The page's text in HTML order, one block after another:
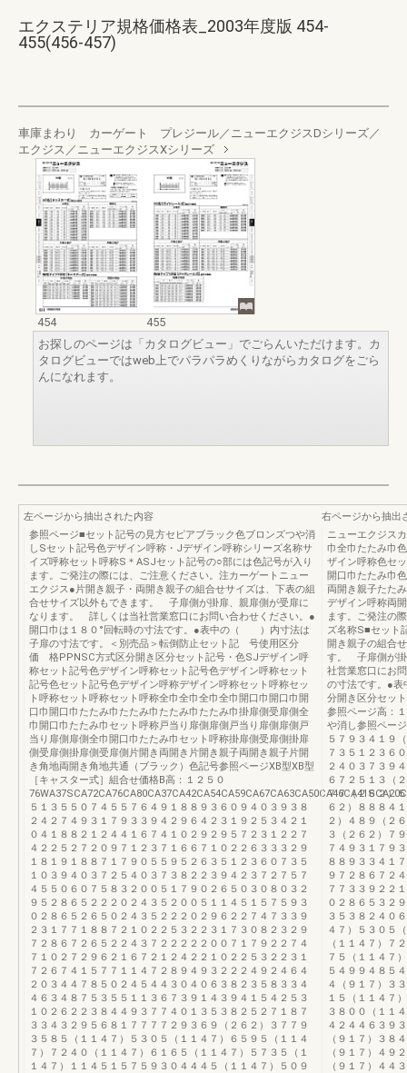
エクステリア規格価格表_2003年度版 454-
455(456-457)
車庫まわり カーゲート プレジール／ニューエクジスDシリーズ／
エクジス／ニューエクジスXシリーズ
454
455
お探しのページは「カタログビュー」でごらんいただけます。カ
タログビューではweb上でパラパラめくりながらカタログをごら
んになれます。
左ページから抽出された内容
参照ページ■セット記号の見方セピアブラック色ブロンズつや消
しSセット記号色デザイン呼称・Jデザイン呼称シリーズ名称サ
イズ呼称セット呼称S＊ASJセット記号の○部には色記号が入り
ます。ご発注の際には、ご注意ください。注カーゲートニュー
エクジス●片開き親子・両開き親子の組合せサイズは、下表の組
合せサイズ以外もできます。 子扉側が掛扉、親扉側が受扉に
なります。 詳しくは当社営業窓口にお問い合わせください。●
開口巾は１８０°回転時の寸法です。●表中の（ ）内寸法は
子扉の寸法です。＜別売品＞転倒防止セット記 号使用区分
価 格PPNSC方式区分開き区分セット記号・色SJデザイン呼
称セット記号色デザイン呼称セット記号色デザイン呼称セット
記号色セット記号色デザイン呼称デザイン呼称セット呼称セッ
ト呼称セット呼称セット呼称全巾全巾全巾全巾開口巾開口巾開
口巾開口巾たたみ巾たたみ巾たたみ巾たたみ巾掛扉側受扉側全
巾開口巾たたみ巾セット呼称戸当り扉側扉側戸当り扉側扉側戸
当り扉側扉側全巾開口巾たたみ巾セット呼称掛扉側受扉側掛扉
側受扉側掛扉側受扉側片開き両開き片開き親子両開き親子片開
き角地両開き角地共通（ブラック）色記号参照ページXB型XB型
［キャスター式］組合せ価格B高：１２５０
５１３５５０７４５５７６４９１８８９３６０９４０３９３８
２４２７４９３１７９３３９４２９６４２３１９２５３４２１
０４１８８２１２４４１６７４１０２９２９５７２３１２２７
４２２５２７２０９７１２３７１６６７１０２２６３３３２９
１８１９１８８７１７９０５５９５２６３５１２３６０７３５
１０３９４０３７２５４０３７３８２２３９４２３７２７５７
４５５０６０７５８３２００５１７９０２６５０３０８０３２
９５２８６５２２２０２４３５２００５１１４５１５７５９３
０２８６５２６５０２４３５２２２０２９６２２７４７３３９
２３１７７１８８７２１０２２５３２２３１７３０８２３２９
７２８６７２６５２２４３７２２２２２００７１７９２２７４
７１０２７２９６２１６７２１２４２２１０２２５３２２３１
７２６７４１５７７１１４７２８９４９３２２２４９２４６４
２０３４４７８５０２４５４４３０４０６３８２３５８３３４
４６３４８７５３５５１１３６７３９１４３９４１５４２５３
１０２６２２３８４４９３７７４０１３５３８２５２７１８７
３３４３２９５６８１７７７７２９３６９（２６２）３７７９
３５８５（１１４７）５３０５（１１４７）６５９５（１１４
７）７２４０（１１４７）６１６５（１１４７）５７３５（１
１４７）１１４５１５７５９３０４４４５（１１４７）５０９
右ページから抽出
ニューエクジス
巾全巾たたみ巾
ザイン呼称色セ
開口巾たたみ巾
両開き親子たた
デザイン呼称両
ます。ご発注の
ズ名称S■セット
開き親子の組合
す。 子扉側が
社営業窓口にお
の寸法です。●
分開き区分セッ
参照ページ高：
や消し参照ペー
５７９３４１９
７３５１２３６
２４０３７３９
６７２５１３（
７７（２６２）
６２）８８８４
２）４８９（２
３（２６２）７
７４９３１７９
８８９３３４１
９７２８６７２
７７３３９２２
０２８６５３２
３５３８２４０
４７）５３０５
（１１４７）７
７５（１１４７
５４９９４８５
４（９１７）３
１５（１１４７
３８００（１１
４２４４６３９
（９１７）３８
（９１７）４９
（９１７）４４